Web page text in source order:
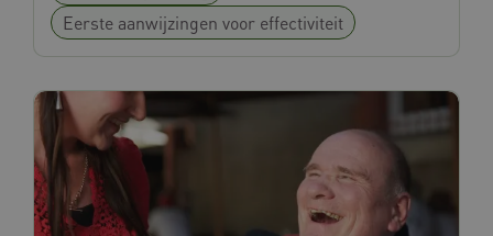
Eerste aanwijzingen voor effectiviteit